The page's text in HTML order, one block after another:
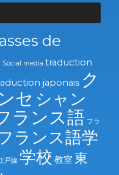
de
Social media traduction
japonais ク
セ シャン
ランス語 フラ
ランス語学
戸線 学校 教室 東